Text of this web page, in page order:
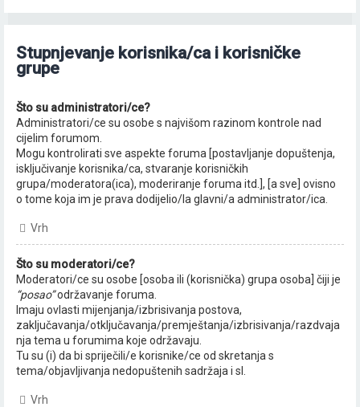
Stupnjevanje korisnika/ca i korisničke
grupe
Što su administratori/ce?
Administratori/ce su osobe s najvišom razinom kontrole nad
cijelim forumom.
Mogu kontrolirati sve aspekte foruma [postavljanje dopuštenja,
isključivanje korisnika/ca, stvaranje korisničkih
grupa/moderatora(ica), moderiranje foruma itd.], [a sve] ovisno
o tome koja im je prava dodijelio/la glavni/a administrator/ica.
Vrh
Što su moderatori/ce?
Moderatori/ce su osobe [osoba ili (korisnička) grupa osoba] čiji je
“posao”održavanje foruma.
Imaju ovlasti mijenjanja/izbrisivanja postova,
zaključavanja/otključavanja/premještanja/izbrisivanja/razdvaja
nja tema u forumima koje održavaju.
Tu su (i) da bi spriječili/e korisnike/ce od skretanja s
tema/objavljivanja nedopuštenih sadržaja i sl.
Vrh